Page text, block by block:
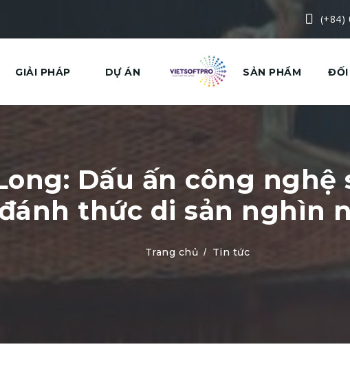
(+84)
GIẢI PHÁP DỰ ÁN SẢN PHẨM ĐỐI
Dấu ấn công
thức di sản nghìn
Trang chủ Tin tức